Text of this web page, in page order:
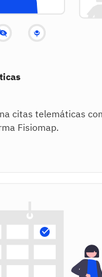
citas telemáticas
Fisiomap.